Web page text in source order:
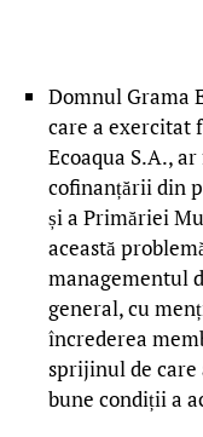
Domnul Grama
care a exercitat
Ecoaqua S.A.,
cofinanțării din
și a Primăriei
această
managementul
general, cu
încrederea
sprijinul de care
bune condiții a